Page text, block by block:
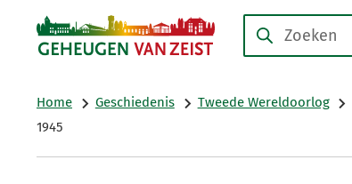
Collecties
Zoeken
Home Geschiedenis Tweede Wereldoorlog
1945